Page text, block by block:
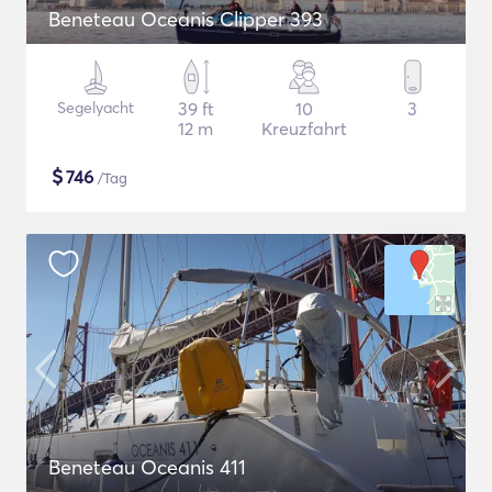
Beneteau Oceanis Clipper 393
Segelyacht
39 ft
12 m
10
Kreuzfahrt
3
$746 /Tag
Beneteau Oceanis 411